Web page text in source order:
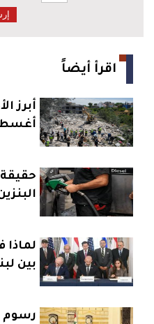
اقرأ أيضاً
لماذا
بين
رسوم